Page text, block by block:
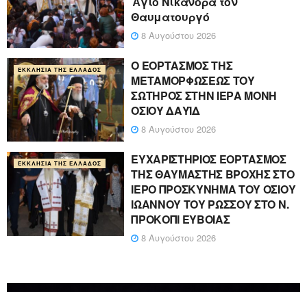
Θαυματουργό
8 Αυγούστου 2026
ΕΚΚΛΗΣΊΑ ΤΗΣ ΕΛΛΆΔΟΣ
Ο ΕΟΡΤΑΣΜΟΣ ΤΗΣ
ΜΕΤΑΜΟΡΦΩΣΕΩΣ ΤΟΥ
ΣΩΤΗΡΟΣ ΣΤΗΝ ΙΕΡΑ ΜΟΝΗ
ΟΣΙΟΥ ΔΑΥΪΔ
8 Αυγούστου 2026
ΕΚΚΛΗΣΊΑ ΤΗΣ ΕΛΛΆΔΟΣ
ΕΥΧΑΡΙΣΤΗΡΙΟΣ ΕΟΡΤΑΣΜΟΣ
ΤΗΣ ΘΑΥΜΑΣΤΗΣ ΒΡΟΧΗΣ ΣΤΟ
ΙΕΡΟ ΠΡΟΣΚΥΝΗΜΑ ΤΟΥ ΟΣΙΟΥ
ΙΩΑΝΝΟΥ ΤΟΥ ΡΩΣΣΟΥ ΣΤΟ Ν.
ΠΡΟΚΟΠΙ ΕΥΒΟΙΑΣ
8 Αυγούστου 2026